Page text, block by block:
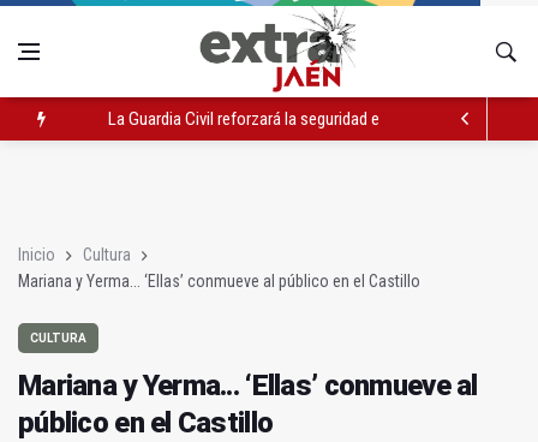
Denuncian que Cazorla se queda con solo dos bomberos por
Inicio
Cultura
Mariana y Yerma... ‘Ellas’ conmueve al público en el Castillo
CULTURA
Mariana y Yerma... ‘Ellas’ conmueve al
público en el Castillo